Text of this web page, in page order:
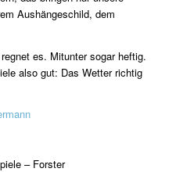
Aushängeschild, dem
es. Mitunter sogar heftig.
also gut: Das Wetter richtig
– Forster